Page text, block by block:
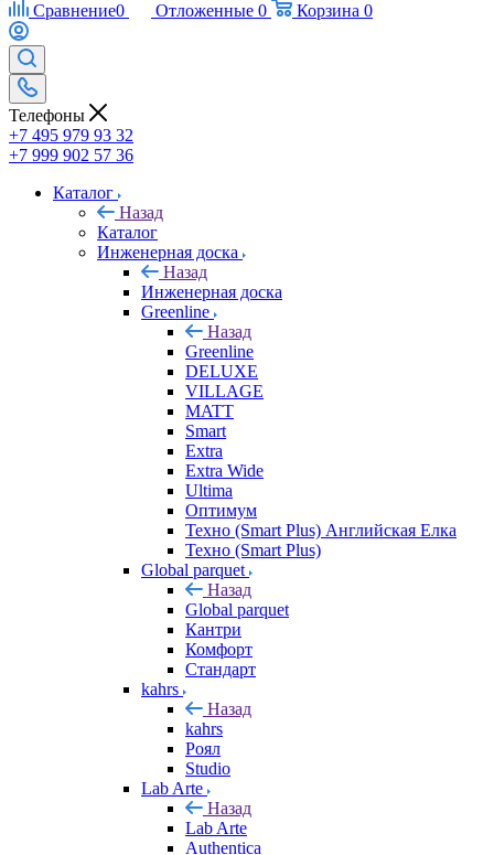
Сравнение0 Отложенные 0 Корзина 0
Телефоны
+7 495 979 93 32
+7 999 902 57 36
Каталог
Назад
Каталог
Инженерная доска
Назад
Инженерная доска
Greenline
Назад
Greenline
DELUXE
VILLAGE
MATT
Smart
Extra
Extra Wide
Ultima
Оптимум
Техно (Smart Plus) Английская Елка
Техно (Smart Plus)
Global parquet
Назад
Global parquet
Кантри
Комфорт
Стандарт
kahrs
Назад
kahrs
Роял
Studio
Lab Arte
Назад
Lab Arte
Authentica